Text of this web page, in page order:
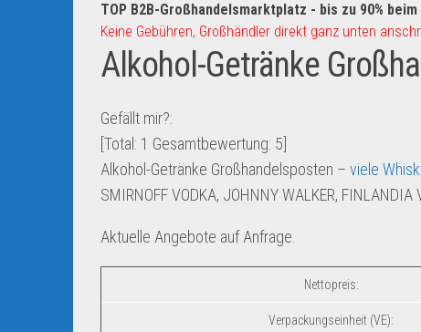
TOP B2B-Großhandelsmarktplatz - bis zu 90%
Keine Gebühren, Großhändler direkt ganz unten
Alkohol-Getränke
Gefällt mir?:
[Total: 1 Gesamtbewertung: 5
Alkohol-Getränke Großhandelsposten – viele
SMIRNOFF VODKA, JOHNNY WALKER, FINLANDIA
Aktuelle Angebote auf Anfrage.
Nettopreis:
Verpackungseinheit (VE):